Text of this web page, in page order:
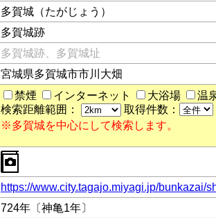
多賀城（たがじょう）
多賀城跡
多賀城跡、多賀城址
宮城県多賀城市市川大畑
禁煙 インターネット 大浴場
温
検索距離範囲：
取得件数：
※多賀城を中心にして検索します。
https://www.city.tagajo.miyagi.jp/bunkazai/
724年〔神亀1年〕